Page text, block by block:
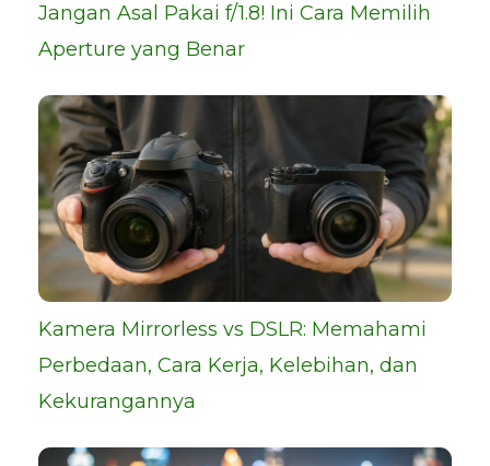
Jangan Asal Pakai f/1.8! Ini Cara Memilih
Aperture yang Benar
Kamera Mirrorless vs DSLR: Memahami
Perbedaan, Cara Kerja, Kelebihan, dan
Kekurangannya